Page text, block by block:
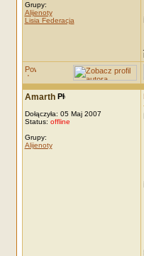
Grupy:
Alijenoty
Lisia Federacja
Amarth
Dołączyła: 05 Maj 2007
Status: offline
Grupy:
Alijenoty